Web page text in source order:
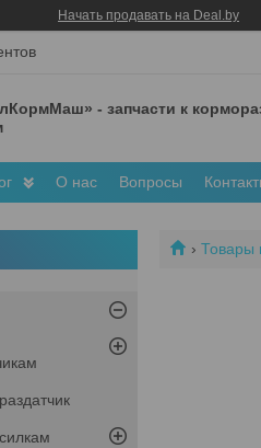
Начать продавать на Deal.by
- запчасти к
О нас Вопросы
Товары